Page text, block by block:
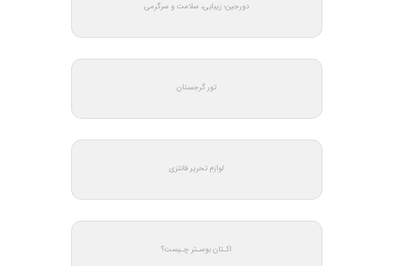
دورجین؛ زیبایی، سلامت و سرگرمی
تور گرجستان
لوازم تحریر فانتزی
اکـتان بوسـتر چـیست؟